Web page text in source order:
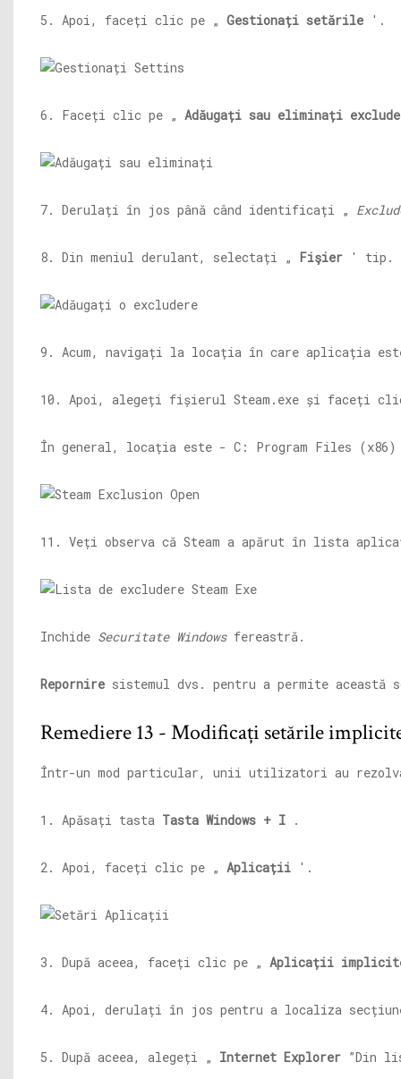
5. Apoi, faceți clic pe „ Gestionați setările '.
6. Faceți clic pe „ Adăugați sau eliminați
7. Derulați în jos până când identificați „
8. Din meniul derulant, selectați „ Fişier ' tip.
9. Acum, navigați la locația în care aplicația
10. Apoi, alegeți fișierul Steam.exe și faceți
În general, locația este - C: Program Files (x86)
11. Veți observa că Steam a apărut în lista
Inchide Securitate Windowsfereastră.
Repornire sistemul dvs. pentru a permite această
Remediere 13 - Modificați setările
Într-un mod particular, unii utilizatori au
1. Apăsați tasta Tasta Windows + I .
2. Apoi, faceți clic pe „ Aplicații '.
3. După aceea, faceți clic pe „ Aplicații
4. Apoi, derulați în jos pentru a localiza
5. După aceea, alegeți „ Internet Explorer ”Din